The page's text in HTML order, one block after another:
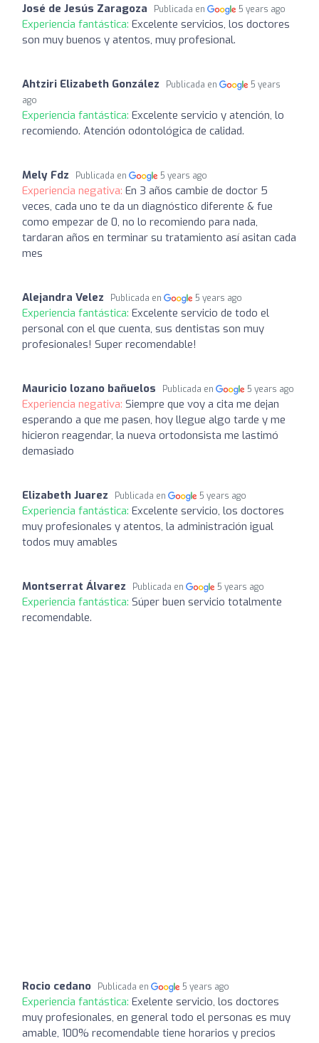
José de Jesús Zaragoza Publicada en 5 years ago
Experiencia fantástica: Excelente servicios, los doctores
son muy buenos y atentos, muy profesional.
Ahtziri Elizabeth González Publicada en
5 years
ago
Experiencia fantástica: Excelente servicio y atención, lo
recomiendo. Atención odontológica de calidad.
Mely Fdz Publicada en 5 years ago
Experiencia negativa: En 3 años cambie de doctor 5
veces, cada uno te da un diagnóstico diferente & fue
como empezar de 0, no lo recomiendo para nada,
tardaran años en terminar su tratamiento así asitan cada
mes
Alejandra Velez Publicada en 5 years ago
Experiencia fantástica: Excelente servicio de todo el
personal con el que cuenta, sus dentistas son muy
profesionales! Super recomendable!
Mauricio lozano bañuelos Publicada en 5 years ago
Experiencia negativa: Siempre que voy a cita me dejan
esperando a que me pasen, hoy llegue algo tarde y me
hicieron reagendar, la nueva ortodonsista me lastimó
demasiado
Elizabeth Juarez Publicada en 5 years ago
Experiencia fantástica: Excelente servicio, los doctores
muy profesionales y atentos, la administración igual
todos muy amables
Montserrat Álvarez Publicada en 5 years ago
Experiencia fantástica: Súper buen servicio totalmente
recomendable.
Rocio cedano Publicada en 5 years ago
Experiencia fantástica: Exelente servicio, los doctores
muy profesionales, en general todo el personas es muy
amable, 100% recomendable tiene horarios y precios